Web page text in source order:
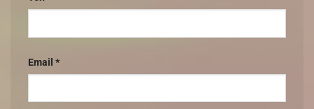
Email *